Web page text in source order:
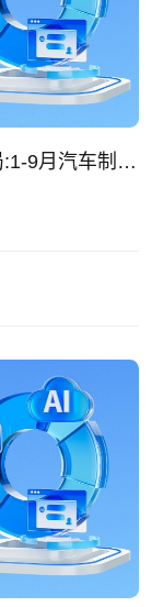
「热点精选」 | 10.22期 国家统计局:1-9月汽车制造业固定资产投资增长5.8%